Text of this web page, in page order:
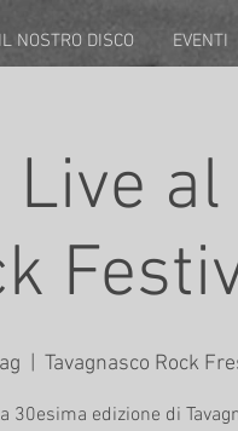
IL NOSTRO DISCO EVENTI
Live
Tavagnasco Rock
30esima edizione di